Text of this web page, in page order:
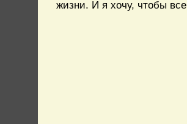
жизни. И я хочу, чтобы